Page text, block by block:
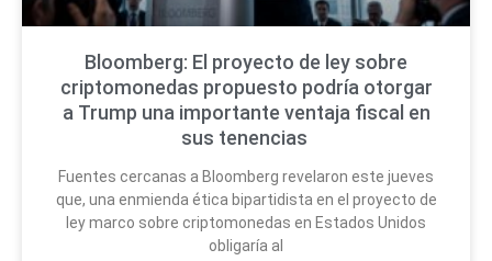
Bloomberg: El proyecto de ley sobre
criptomonedas propuesto podría otorgar
a Trump una importante ventaja fiscal en
sus tenencias
Fuentes cercanas a Bloomberg revelaron este jueves
que, una enmienda ética bipartidista en el proyecto de
ley marco sobre criptomonedas en Estados Unidos
obligaría al